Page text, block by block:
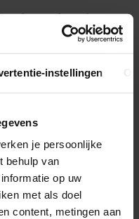
instellingen
je persoonlijke
behulp van
op uw
met als doel
content, metingen aan
van de BN’er.
belde Bart.